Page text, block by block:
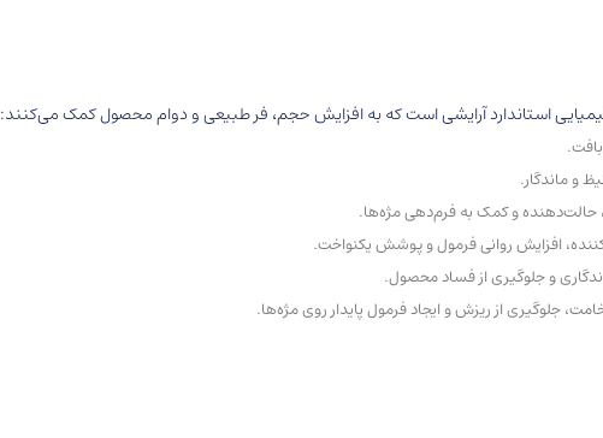
استاندارد آرایشی است که به افزایش حجم، فر طبیعی و دوام محصول کمک می‌کنند:
و ماندگار.
و کمک به فرم‌دهی مژه‌ها.
افزایش روانی فرمول و پوشش یکنواخت.
و جلوگیری از فساد محصول.
جلوگیری از ریزش و ایجاد فرمول پایدار روی مژه‌ها.